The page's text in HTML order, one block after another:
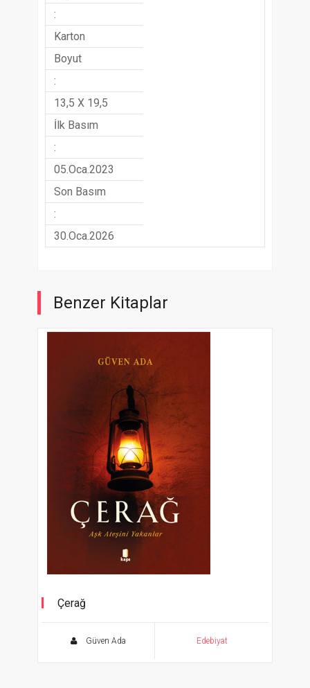
:
Karton
Boyut
:
13,5 X 19,5
İlk Basım
:
05.Oca.2023
Son Basım
:
30.Oca.2026
Benzer Kitaplar
Çerağ
Güven Ada Edebiyat